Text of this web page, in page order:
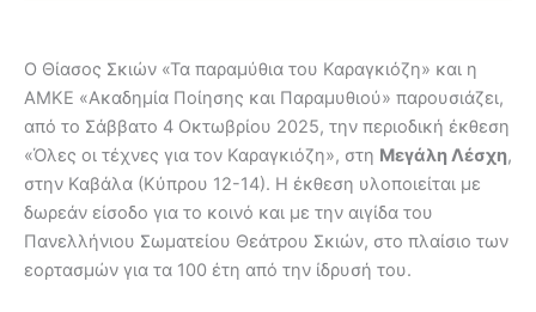
Ο Θίασος Σκιών «Τα παραμύθια του Καραγκιόζη» και η
ΑΜΚΕ «Ακαδημία Ποίησης και Παραμυθιού» παρουσιάζει,
από το Σάββατο 4 Οκτωβρίου 2025, την περιοδική έκθεση
«Όλες οι τέχνες για τον Καραγκιόζη», στη Μεγάλη Λέσχη,
στην Καβάλα (Κύπρου 12-14). Η έκθεση υλοποιείται με
δωρεάν είσοδο για το κοινό και με την αιγίδα του
Πανελλήνιου Σωματείου Θεάτρου Σκιών, στο πλαίσιο των
εορτασμών για τα 100 έτη από την ίδρυσή του.